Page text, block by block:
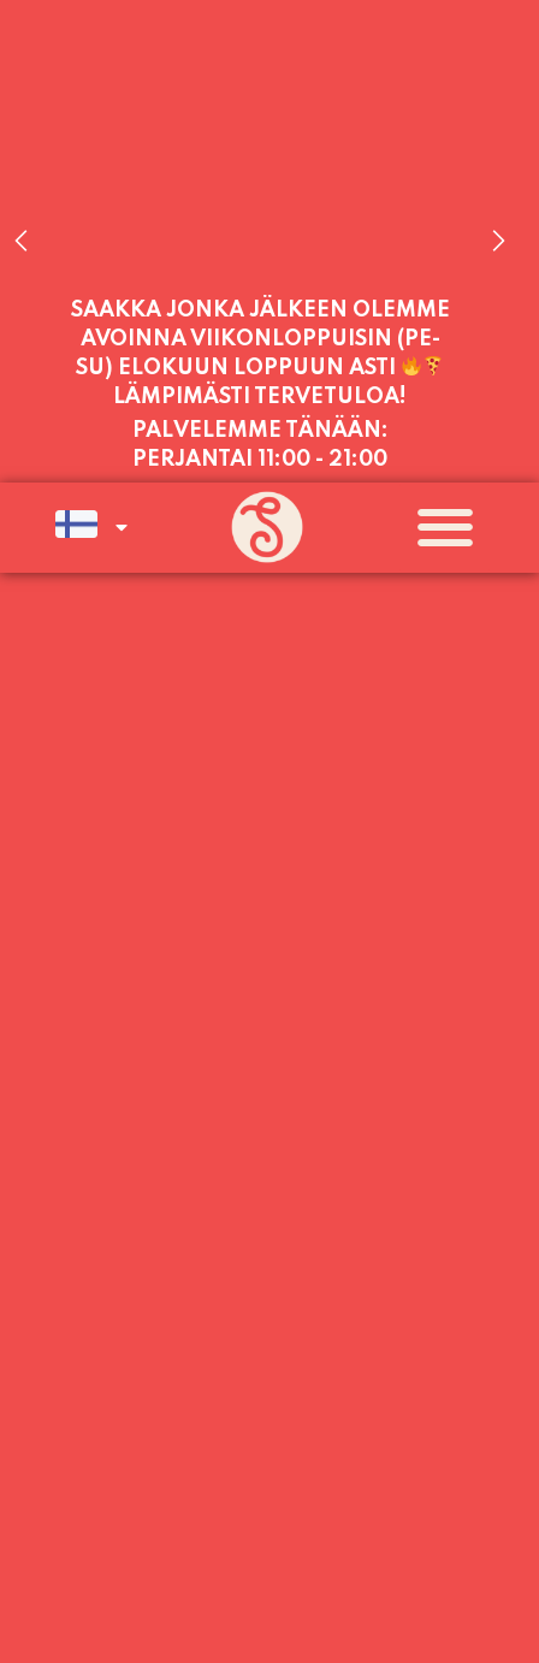
PALVELEMME TÄNÄÄN:
PERJANTAI11:00 - 21:00
PALVELEMME PÄIVITTÄIN (MA-SU
KLO 11-21) SUNNUNTAIHIN 16.8.
SAAKKA JONKA JÄLKEEN OLEMME
AVOINNA VIIKONLOPPUISIN (PE-
SU) ELOKUUN LOPPUUN ASTI
LÄMPIMÄSTI TERVETULOA!